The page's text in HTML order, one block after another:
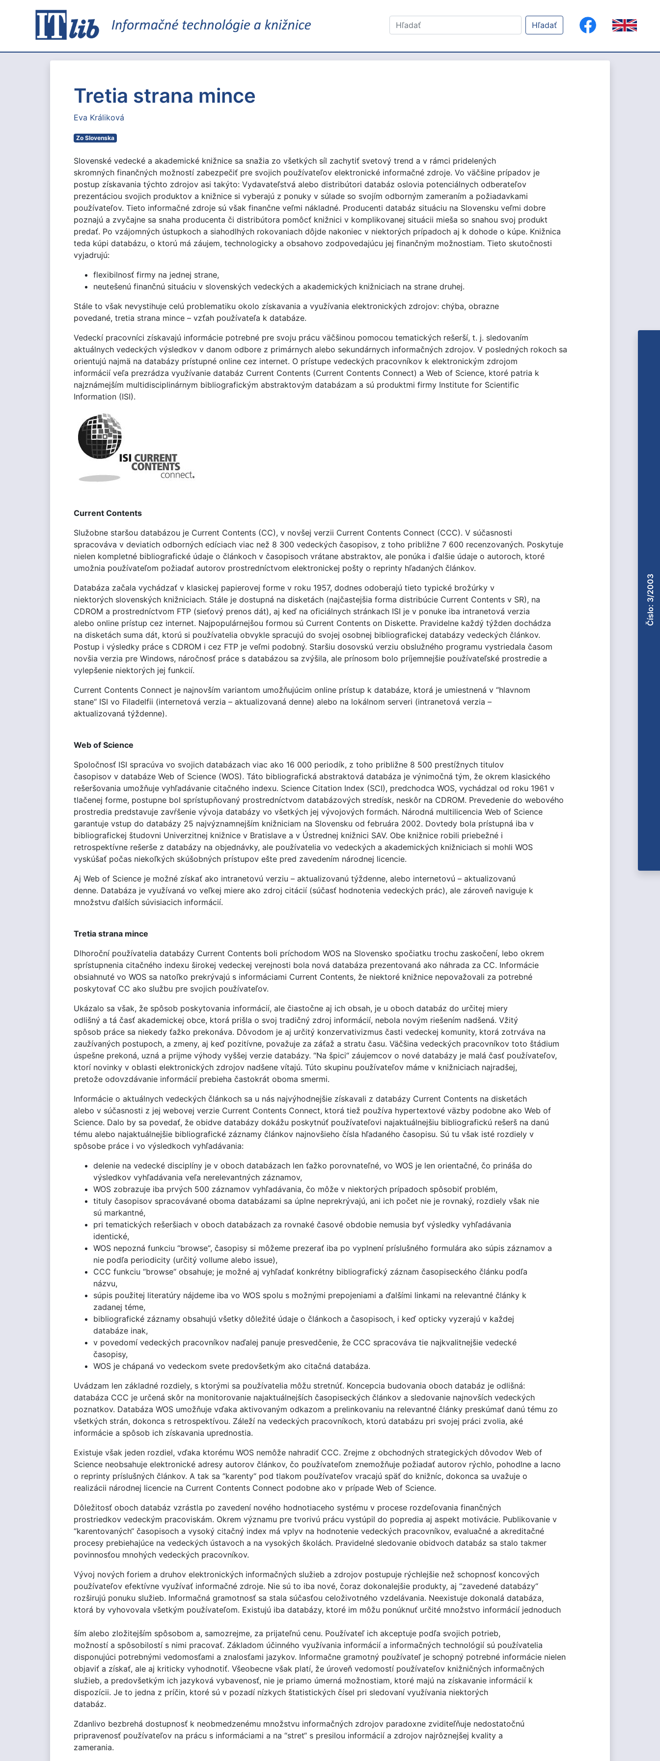
Hľadať
Tretia strana mince
Eva Králiková
Zo Slovenska
Slovenské vedecké a akademické knižnice sa snažia zo všetkých síl zachytiť svetový trend a v rámci pridelených
skromných finančných možností zabezpečiť pre svojich používateľov elektronické informačné zdroje. Vo väčšine prípadov je
postup získavania týchto zdrojov asi takýto: Vydavateľstvá alebo distribútori databáz oslovia potenciálnych odberateľov
prezentáciou svojich produktov a knižnice si vyberajú z ponuky v súlade so svojím odborným zameraním a požiadavkami
používateľov. Tieto informačné zdroje sú však finančne veľmi nákladné. Producenti databáz situáciu na Slovensku veľmi dobre
poznajú a zvyčajne sa snaha producenta či distribútora pomôcť knižnici v komplikovanej situácii mieša so snahou svoj produkt
predať. Po vzájomných ústupkoch a siahodlhých rokovaniach dôjde nakoniec v niektorých prípadoch aj k dohode o kúpe. Knižnica
teda kúpi databázu, o ktorú má záujem, technologicky a obsahovo zodpovedajúcu jej finančným možnostiam. Tieto skutočnosti
vyjadrujú:
flexibilnosť firmy na jednej strane,
neutešenú finančnú situáciu v slovenských vedeckých a akademických knižniciach na strane druhej.
Stále to však nevystihuje celú problematiku okolo získavania a využívania elektronických zdrojov: chýba, obrazne
povedané, tretia strana mince – vzťah používateľa k databáze.
Vedeckí pracovníci získavajú informácie potrebné pre svoju prácu väčšinou pomocou tematických rešerší, t. j. sledovaním
aktuálnych vedeckých výsledkov v danom odbore z primárnych alebo sekundárnych informačných zdrojov. V posledných rokoch sa
orientujú najmä na databázy prístupné online cez internet. O prístupe vedeckých pracovníkov k elektronickým zdrojom
informácií veľa prezrádza využívanie databáz Current Contents (Current Contents Connect) a Web of Science, ktoré patria k
najznámejším multidisciplinárnym bibliografickým abstraktovým databázam a sú produktmi firmy Institute for Scientific
Information (ISI).
Current Contents
Služobne staršou databázou je Current Contents (CC), v novšej verzii Current Contents Connect (CCC). V súčasnosti
spracováva v deviatich odborných edíciach viac než 8 300 vedeckých časopisov, z toho približne 7 600 recenzovaných. Poskytuje
nielen kompletné bibliografické údaje o článkoch v časopisoch vrátane abstraktov, ale ponúka i ďalšie údaje o autoroch, ktoré
umožnia používateľom požiadať autorov prostredníctvom elektronickej pošty o reprinty hľadaných článkov.
Databáza začala vychádzať v klasickej papierovej forme v roku 1957, dodnes odoberajú tieto typické brožúrky v
niektorých slovenských knižniciach. Stále je dostupná na disketách (najčastejšia forma distribúcie Current Contents v SR), na
CDROM a prostredníctvom FTP (sieťový prenos dát), aj keď na oficiálnych stránkach ISI je v ponuke iba intranetová verzia
alebo online prístup cez internet. Najpopulárnejšou formou sú Current Contents on Diskette. Pravidelne každý týžden dochádza
na disketách suma dát, ktorú si používatelia obvykle spracujú do svojej osobnej bibliografickej databázy vedeckých článkov.
Postup i výsledky práce s CDROM i cez FTP je veľmi podobný. Staršiu dosovskú verziu obslužného programu vystriedala časom
novšia verzia pre Windows, náročnosť práce s databázou sa zvýšila, ale prínosom bolo príjemnejšie používateľské prostredie a
vylepšenie niektorých jej funkcií.
Current Contents Connect je najnovším variantom umožňujúcim online prístup k databáze, ktorá je umiestnená v “hlavnom
stane“ ISI vo Filadelfii (internetová verzia – aktualizovaná denne) alebo na lokálnom serveri (intranetová verzia –
aktualizovaná týždenne).
Web of Science
Spoločnosť ISI spracúva vo svojich databázach viac ako 16 000 periodík, z toho približne 8 500 prestížnych titulov
časopisov v databáze Web of Science (WOS). Táto bibliografická abstraktová databáza je výnimočná tým, že okrem klasického
rešeršovania umožňuje vyhľadávanie citačného indexu. Science Citation Index (SCI), predchodca WOS, vychádzal od roku 1961 v
tlačenej forme, postupne bol sprístupňovaný prostredníctvom databázových stredísk, neskôr na CDROM. Prevedenie do webového
prostredia predstavuje zavŕšenie vývoja databázy vo všetkých jej vývojových formách. Národná multilicencia Web of Science
garantuje vstup do databázy 25 najvýznamnejším knižniciam na Slovensku od februára 2002. Dovtedy bola prístupná iba v
bibliografickej študovni Univerzitnej knižnice v Bratislave a v Ústrednej knižnici SAV. Obe knižnice robili priebežné i
retrospektívne rešerše z databázy na objednávky, ale používatelia vo vedeckých a akademických knižniciach si mohli WOS
vyskúšať počas niekoľkých skúšobných prístupov ešte pred zavedením národnej licencie.
Aj Web of Science je možné získať ako intranetovú verziu – aktualizovanú týždenne, alebo internetovú – aktualizovanú
denne. Databáza je využívaná vo veľkej miere ako zdroj citácií (súčasť hodnotenia vedeckých prác), ale zároveň naviguje k
množstvu ďalších súvisiacich informácií.
Tretia strana mince
Dlhoroční používatelia databázy Current Contents boli príchodom WOS na Slovensko spočiatku trochu zaskočení, lebo okrem
sprístupnenia citačného indexu širokej vedeckej verejnosti bola nová databáza prezentovaná ako náhrada za CC. Informácie
obsiahnuté vo WOS sa natoľko prekrývajú s informáciami Current Contents, že niektoré knižnice nepovažovali za potrebné
poskytovať CC ako službu pre svojich používateľov.
Ukázalo sa však, že spôsob poskytovania informácií, ale čiastočne aj ich obsah, je u oboch databáz do určitej miery
odlišný a tá časť akademickej obce, ktorá prišla o svoj tradičný zdroj informácií, nebola novým riešením nadšená. Vžitý
spôsob práce sa niekedy ťažko prekonáva. Dôvodom je aj určitý konzervativizmus časti vedeckej komunity, ktorá zotrváva na
zaužívaných postupoch, a zmeny, aj keď pozitívne, považuje za záťaž a stratu času. Väčšina vedeckých pracovníkov toto štádium
úspešne prekoná, uzná a prijme výhody vyššej verzie databázy. “Na špici“ záujemcov o nové databázy je malá časť používateľov,
ktorí novinky v oblasti elektronických zdrojov nadšene vítajú. Túto skupinu používateľov máme v knižniciach najradšej,
pretože odovzdávanie informácií prebieha častokrát oboma smermi.
Informácie o aktuálnych vedeckých článkoch sa u nás najvýhodnejšie získavali z databázy Current Contents na disketách
alebo v súčasnosti z jej webovej verzie Current Contents Connect, ktorá tiež používa hypertextové väzby podobne ako Web of
Science. Dalo by sa povedať, že obidve databázy dokážu poskytnúť používateľovi najaktuálnejšiu bibliografickú rešerš na danú
tému alebo najaktuálnejšie bibliografické záznamy článkov najnovšieho čísla hľadaného časopisu. Sú tu však isté rozdiely v
spôsobe práce i vo výsledkoch vyhľadávania:
delenie na vedecké disciplíny je v oboch databázach len ťažko porovnateľné, vo WOS je len orientačné, čo prináša do
výsledkov vyhľadávania veľa nerelevantných záznamov,
WOS zobrazuje iba prvých 500 záznamov vyhľadávania, čo môže v niektorých prípadoch spôsobiť problém,
tituly časopisov spracovávané oboma databázami sa úplne neprekrývajú, ani ich počet nie je rovnaký, rozdiely však nie
sú markantné,
pri tematických rešeršiach v oboch databázach za rovnaké časové obdobie nemusia byť výsledky vyhľadávania
identické,
WOS nepozná funkciu “browse“, časopisy si môžeme prezerať iba po vyplnení príslušného formulára ako súpis záznamov a
nie podľa periodicity (určitý vollume alebo issue),
CCC funkciu “browse“ obsahuje; je možné aj vyhľadať konkrétny bibliografický záznam časopiseckého článku podľa
názvu,
súpis použitej literatúry nájdeme iba vo WOS spolu s možnými prepojeniami a ďalšími linkami na relevantné články k
zadanej téme,
bibliografické záznamy obsahujú všetky dôležité údaje o článkoch a časopisoch, i keď opticky vyzerajú v každej
databáze inak,
v povedomí vedeckých pracovníkov naďalej panuje presvedčenie, že CCC spracováva tie najkvalitnejšie vedecké
časopisy,
WOS je chápaná vo vedeckom svete predovšetkým ako citačná databáza.
Uvádzam len základné rozdiely, s ktorými sa používatelia môžu stretnúť. Koncepcia budovania oboch databáz je odlišná:
databáza CCC je určená skôr na monitorovanie najaktuálnejších časopiseckých článkov a sledovanie najnovších vedeckých
poznatkov. Databáza WOS umožňuje vďaka aktivovaným odkazom a prelinkovaniu na relevantné články preskúmať danú tému zo
všetkých strán, dokonca s retrospektívou. Záleží na vedeckých pracovníkoch, ktorú databázu pri svojej práci zvolia, aké
informácie a spôsob ich získavania uprednostia.
Existuje však jeden rozdiel, vďaka ktorému WOS nemôže nahradiť CCC. Zrejme z obchodných strategických dôvodov Web of
Science neobsahuje elektronické adresy autorov článkov, čo používateľom znemožňuje požiadať autorov rýchlo, pohodlne a lacno
o reprinty príslušných článkov. A tak sa “karenty“ pod tlakom používateľov vracajú späť do knižníc, dokonca sa uvažuje o
realizácii národnej licencie na Current Contents Connect podobne ako v prípade Web of Science.
Dôležitosť oboch databáz vzrástla po zavedení nového hodnotiaceho systému v procese rozdeľovania finančných
prostriedkov vedeckým pracoviskám. Okrem významu pre tvorivú prácu vystúpil do popredia aj aspekt motivácie. Publikovanie v
“karentovaných“ časopisoch a vysoký citačný index má vplyv na hodnotenie vedeckých pracovníkov, evaluačné a akreditačné
procesy prebiehajúce na vedeckých ústavoch a na vysokých školách. Pravidelné sledovanie obidvoch databáz sa stalo takmer
povinnosťou mnohých vedeckých pracovníkov.
Vývoj nových foriem a druhov elektronických informačných služieb a zdrojov postupuje rýchlejšie než schopnosť koncových
používateľov efektívne využívať informačné zdroje. Nie sú to iba nové, čoraz dokonalejšie produkty, aj “zavedené databázy“
rozširujú ponuku služieb. Informačná gramotnosť sa stala súčasťou celoživotného vzdelávania. Neexistuje dokonalá databáza,
ktorá by vyhovovala všetkým používateľom. Existujú iba databázy, ktoré im môžu ponúknuť určité množstvo informácií jednoduch
ším alebo zložitejším spôsobom a, samozrejme, za prijateľnú cenu. Používateľ ich akceptuje podľa svojich potrieb,
možností a spôsobilostí s nimi pracovať. Základom účinného využívania informácií a informačných technológií sú používatelia
disponujúci potrebnými vedomosťami a znalosťami jazykov. Informačne gramotný používateľ je schopný potrebné informácie nielen
objaviť a získať, ale aj kriticky vyhodnotiť. Všeobecne však platí, že úroveň vedomostí používateľov knižničných informačných
služieb, a predovšetkým ich jazyková vybavenosť, nie je priamo úmerná možnostiam, ktoré majú na získavanie informácií k
dispozícii. Je to jedna z príčin, ktoré sú v pozadí nízkych štatistických čísel pri sledovaní využívania niektorých
databáz.
Zdanlivo bezbrehá dostupnosť k neobmedzenému množstvu informačných zdrojov paradoxne zviditeľňuje nedostatočnú
pripravenosť používateľov na prácu s informáciami a na “stret“ s presilou informácií a zdrojov najrôznejšej kvality a
zamerania.
Číslo: 3/2003